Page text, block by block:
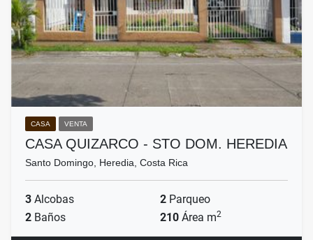
CASA VENTA
CASA QUIZARCO - STO DOM. HEREDIA
Santo Domingo, Heredia, Costa Rica
3 Alcobas 2 Parqueo
2 Baños 210 Área m2